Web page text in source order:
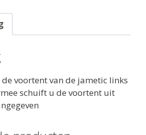
de voortent van de jametic links
schuift u de voortent uit